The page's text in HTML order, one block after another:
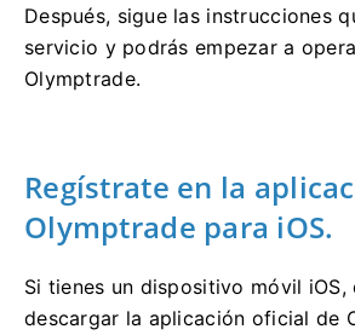
Después, sigue las instrucciones
servicio y podrás empezar a
Olymptrade.
Regístrate en la
Olymptrade para iOS.
Si tienes un dispositivo móvil iOS,
descargar la aplicación oficial de